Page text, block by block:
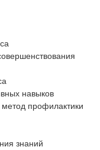
навыков
профилактики
знаний